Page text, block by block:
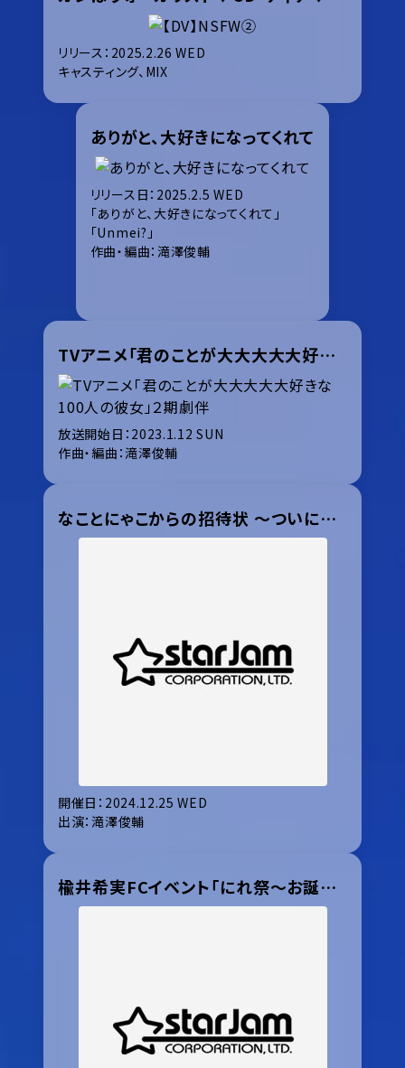
リリース：2025.2.26 WED
キャスティング、MIX
ありがと、大好きになってくれて
リリース日：2025.2.5 WED
「ありがと、大好きになってくれて」
「Unmei?」
作曲・編曲：滝澤俊輔
TVアニメ「君のことが大大大大大好きな100人の彼女」２期 劇伴
放送開始日：2023.1.12 SUN
作曲・編曲：滝澤俊輔
なことにゃこからの招待状 ～ついにぴったりクリスマス～ 2024 winter
開催日：2024.12.25 WED
出演：滝澤俊輔
楡井希実FCイベント「にれ祭〜お誕生日いぶ〜」